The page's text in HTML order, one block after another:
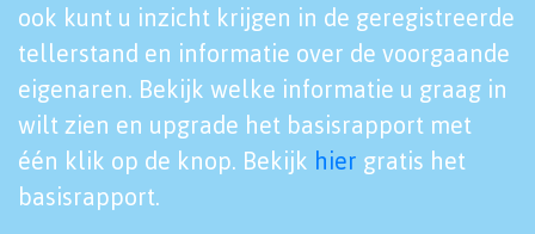
ook kunt u inzicht krijgen in de geregistreerde
tellerstand en informatie over de voorgaande
eigenaren. Bekijk welke informatie u graag in
wilt zien en upgrade het basisrapport met
één klik op de knop. Bekijk hier gratis het
basisrapport.